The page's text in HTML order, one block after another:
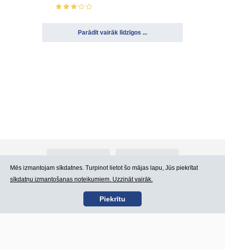
Parādīt vairāk līdzīgos ...
Kontakti Lietošanas noteikumi
Mēs izmantojam sīkdatnes. Turpinot lietot šo mājas lapu, Jūs piekrītat
sīkdatņu izmantošanas noteikumiem. Uzzināt vairāk.
Piekrītu